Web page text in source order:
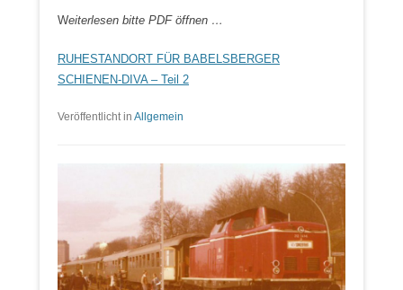
Weiterlesen bitte PDF öffnen …
RUHESTANDORT FÜR BABELSBERGER
SCHIENEN-DIVA – Teil 2
Veröffentlicht in Allgemein